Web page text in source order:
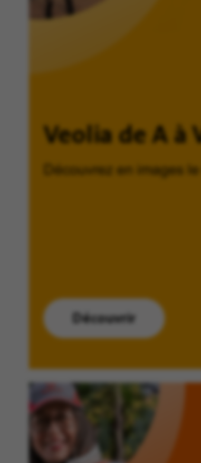
Veolia de A à
Découvrez en images le
Découvrir